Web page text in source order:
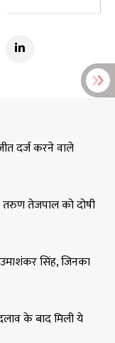
दर्ज करने वाले
तरुण तेजपाल को दोषी
सिंह, जिनका
के बाद मिली ये